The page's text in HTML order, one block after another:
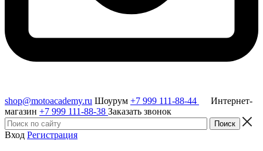
shop@motoacademy.ru Шоурум +7 999 111-88-44
Интернет-
магазин +7 999 111-88-38 Заказать звонок
Вход Регистрация